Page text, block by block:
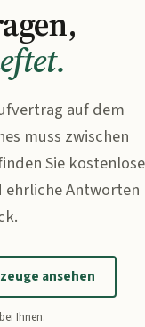
auf dem
muss zwischen
Sie kostenlose
ehrliche Antworten
ansehen
Ihnen.